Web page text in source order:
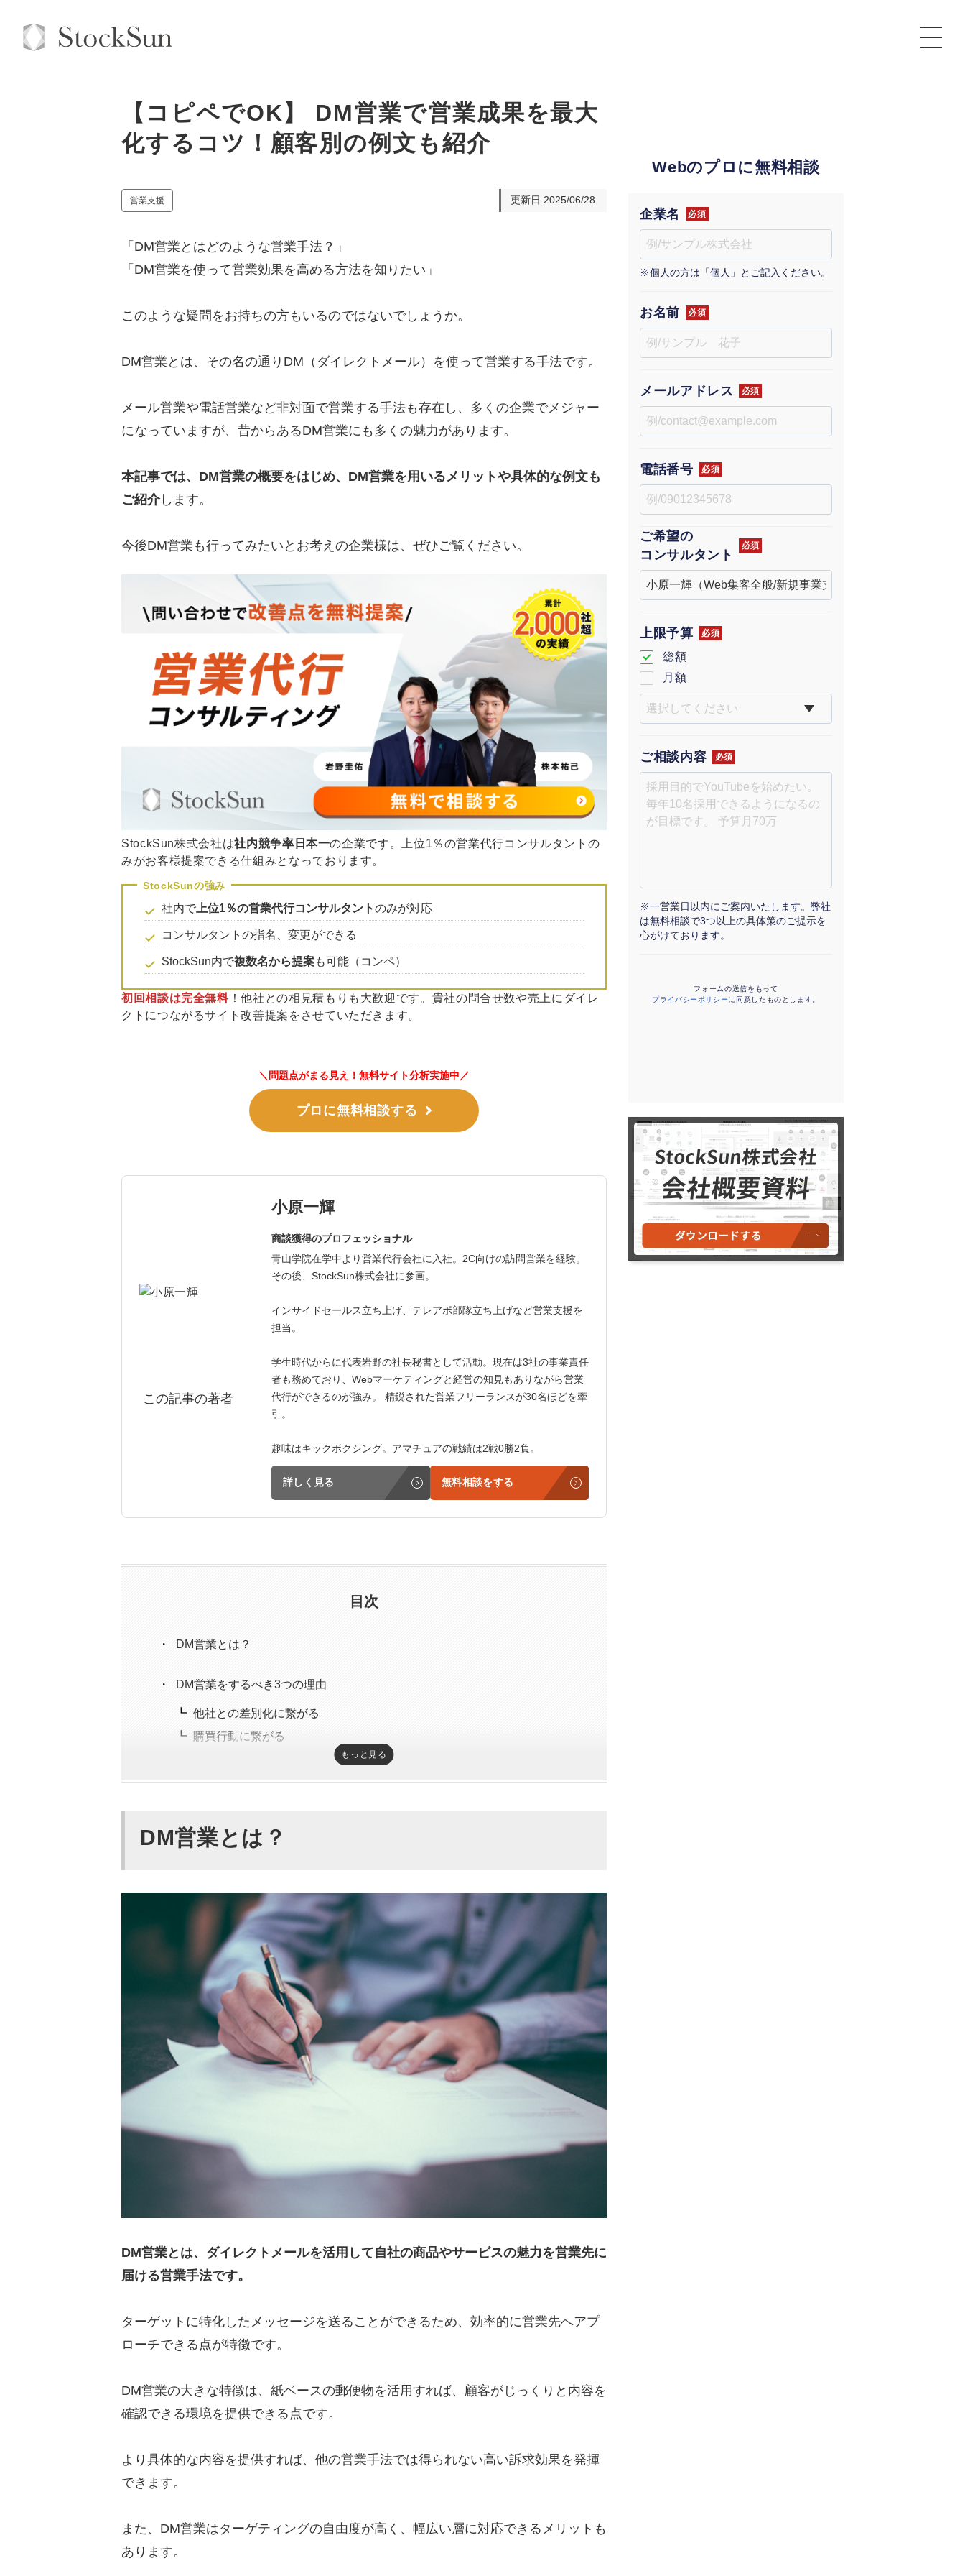
オーダーメイド支援
コンサルタント一覧
品質ガイドライン
社内コンペ
クレーム窓口
定額制営業代行『カリトルくん』
定額制採用代行・RPO『トルトルくん』
営業改善特化の動画制作『動画でカリトルくん』
定額LINE運用代行『LINEマキトルくん』
拡散付1日密着動画制作『まるごと社長』
1本無料で記事を制作『SEOトライアル』
定額制LP制作・改善『最強LP』
採用YouTubeチャンネル構築『トリトル』
実績
お役立ち資料
料金表
StockSun道場
道場TOP
動画編集
エンジニア
広告運用
YouTubeディレクター
年収エージェント
ミッション・ビジョン・バリュー
代表メッセージ（岩野圭佑）
取締役メッセージ（株本祐己）
業務委託
インターン
正社員
マーケマネージャー
カスタマーサクセスマネージャー
常勤監査役
内部監査室長
募集要項一覧
【コピペでOK】 DM営業で営業成果を最大
化するコツ！顧客別の例文も紹介
営業支援 更新日 2025/06/28
「DM営業とはどのような営業手法？」
「DM営業を使って営業効果を高める方法を知りたい」
このような疑問をお持ちの方もいるのではないでしょうか。
DM営業とは、その名の通りDM（ダイレクトメール）を使って営業する手法です。
メール営業や電話営業など非対面で営業する手法も存在し、多くの企業でメジャー
になっていますが、昔からあるDM営業にも多くの魅力があります。
本記事では、DM営業の概要をはじめ、DM営業を用いるメリットや具体的な例文も
ご紹介します。
今後DM営業も行ってみたいとお考えの企業様は、ぜひご覧ください。
StockSun株式会社は社内競争率日本一の企業です。上位1％の営業代行コンサルタントの
みがお客様提案できる仕組みとなっております。
社内で 上位1％の営業代行コンサルタントのみが対応
コンサルタントの指名、変更ができる
StockSun内で複数名から提案も可能（コンペ）
初回相談は完全無料！他社との相見積もりも大歓迎です。貴社の問合せ数や売上にダイレ
クトにつながるサイト改善提案をさせていただきます。
＼問題点がまる見え！無料サイト分析実施中／
プロに無料相談する
この記事の著者
小原一輝
商談獲得のプロフェッショナル
青山学院在学中より営業代行会社に入社。2C向けの訪問営業を経験。
その後、StockSun株式会社に参画。
インサイドセールス立ち上げ、テレアポ部隊立ち上げなど営業支援を
担当。
学生時代からに代表岩野の社長秘書として活動。現在は3社の事業責任
者も務めており、Webマーケティングと経営の知見もありながら営業
代行ができるのが強み。 精鋭された営業フリーランスが30名ほどを牽
引。
趣味はキックボクシング。アマチュアの戦績は2戦0勝2負。
詳しく見る 無料相談をする
目次
DM営業とは？
DM営業をするべき3つの理由
他社との差別化に繋がる
購買行動に繋がる
WebサイトやSNSを見ない層にもアプローチできる
メールよりも開封率が高い
大量の営業先に送付できる
次の行動につなげやすい
読み手に特別感を感じてもらいやすい
DM営業をするデメリット2つ
メールよりもコストがかかる
住所が更新されていない場合は届かない
【顧客別】営業DMの例文
新規顧客への営業DM
DM営業の効果を高める5つのコツ
送付時期に注意する
DM営業で注意すべき法律
営業代行で成果が出た3つの事例
注した事例
DM営業ならカリトルくんがおすすめ
もっと見る
DM営業とは？
DM営業とは、ダイレクトメールを活用して自社の商品やサービスの魅力を営業先に
届ける営業手法です。
ターゲットに特化したメッセージを送ることができるため、効率的に営業先へアプ
ローチできる点が特徴です。
DM営業の大きな特徴は、紙ベースの郵便物を活用すれば、顧客がじっくりと内容を
確認できる環境を提供できる点です。
より具体的な内容を提供すれば、他の営業手法では得られない高い訴求効果を発揮
できます。
また、DM営業はターゲティングの自由度が高く、幅広い層に対応できるメリットも
あります。
Webのプロに無料相談
企業名 必須
※個人の方は「個人」とご記入ください。
お名前 必須
メールアドレス 必須
電話番号 必須
ご希望の
コンサルタント
必須
上限予算 必須
総額
月額
ご相談内容 必須
※一営業日以内にご案内いたします。弊社
は無料相談で3つ以上の具体策のご提示を
心がけております。
フォームの送信をもって
プライバシーポリシーに同意したものとします。